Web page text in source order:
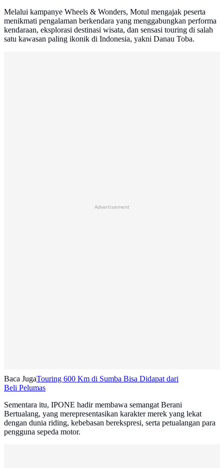
Melalui kampanye Wheels & Wonders, Motul mengajak peserta
menikmati pengalaman berkendara yang menggabungkan performa
kendaraan, eksplorasi destinasi wisata, dan sensasi touring di salah
satu kawasan paling ikonik di Indonesia, yakni Danau Toba.
Advertisement
Baca JugaTouring 600 Km di Sumba Bisa Didapat dari
Beli Pelumas
Sementara itu, IPONE hadir membawa semangat Berani
Bertualang, yang merepresentasikan karakter merek yang lekat
dengan dunia riding, kebebasan berekspresi, serta petualangan para
pengguna sepeda motor.